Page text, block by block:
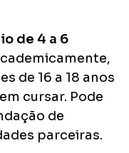
de 4 a 6
de 16 a 18 anos
cursar. Pode
de
parceiras.